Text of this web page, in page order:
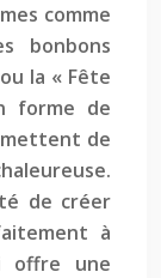
comme
bonbons
la « Fête
forme de
de
de créer
à
offre une